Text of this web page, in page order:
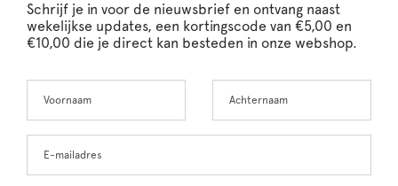
Schrijf je in voor de nieuwsbrief en ontvang naast
wekelijkse updates, een kortingscode van €5,00 en
€10,00 die je direct kan besteden in onze webshop.
this